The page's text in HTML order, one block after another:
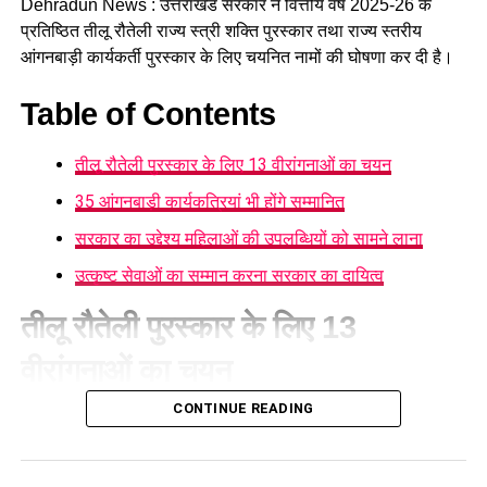
Dehradun News : उत्तराखंड सरकार ने वित्तीय वर्ष 2025-26 के
प्रतिष्ठित तीलू रौतेली राज्य स्त्री शक्ति पुरस्कार तथा राज्य स्तरीय
आंगनबाड़ी कार्यकर्ती पुरस्कार के लिए चयनित नामों की घोषणा कर दी है।
Table of Contents
तीलू रौतेली पुरस्कार के लिए 13 वीरांगनाओं का चयन
35 आंगनबाड़ी कार्यकत्रियां भी होंगे सम्मानित
सरकार का उद्देश्य महिलाओं की उपलब्धियों को सामने लाना
उत्कृष्ट सेवाओं का सम्मान करना सरकार का दायित्व
तीलू रौतेली पुरस्कार के लिए 13
महिला सशक्तीकरण एवं बाल विकास विभागकी ओर से जारी सूची के
CONTINUE READING